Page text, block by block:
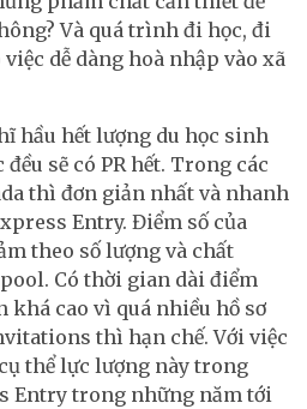
Và quá trình đi học, đi
dễ dàng hoà nhập vào xã
hầu hết lượng du học sinh
sẽ có PR hết. Trong các
thì đơn giản nhất và nhanh
Entry. Điểm số của
theo số lượng và chất
Có thời gian dài điểm
khá cao vì quá nhiều hồ sơ
thì hạn chế. Với việc
thể lực lượng này trong
Entry trong những năm tới